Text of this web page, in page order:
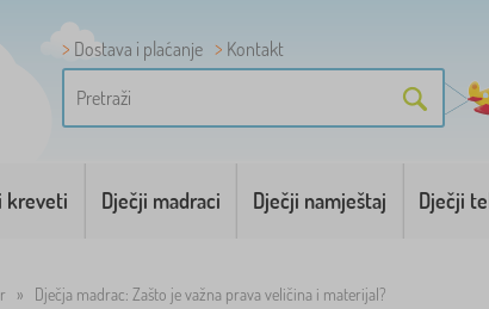
Dostava i plaćanje
Kontakt
kreveti Dječji madraci Dječji namještaj Dječji
» Dječja madrac: Zašto je važna prava veličina i materijal?